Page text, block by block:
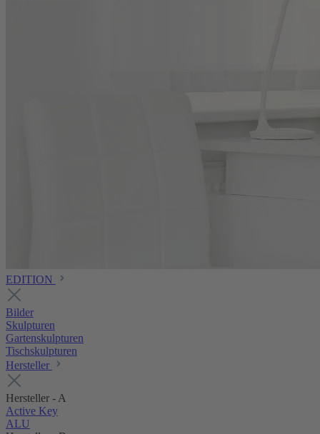
EDITION
Bilder
Skulpturen
Gartenskulpturen
Tischskulpturen
Hersteller
Hersteller - A
Active Key
ALU